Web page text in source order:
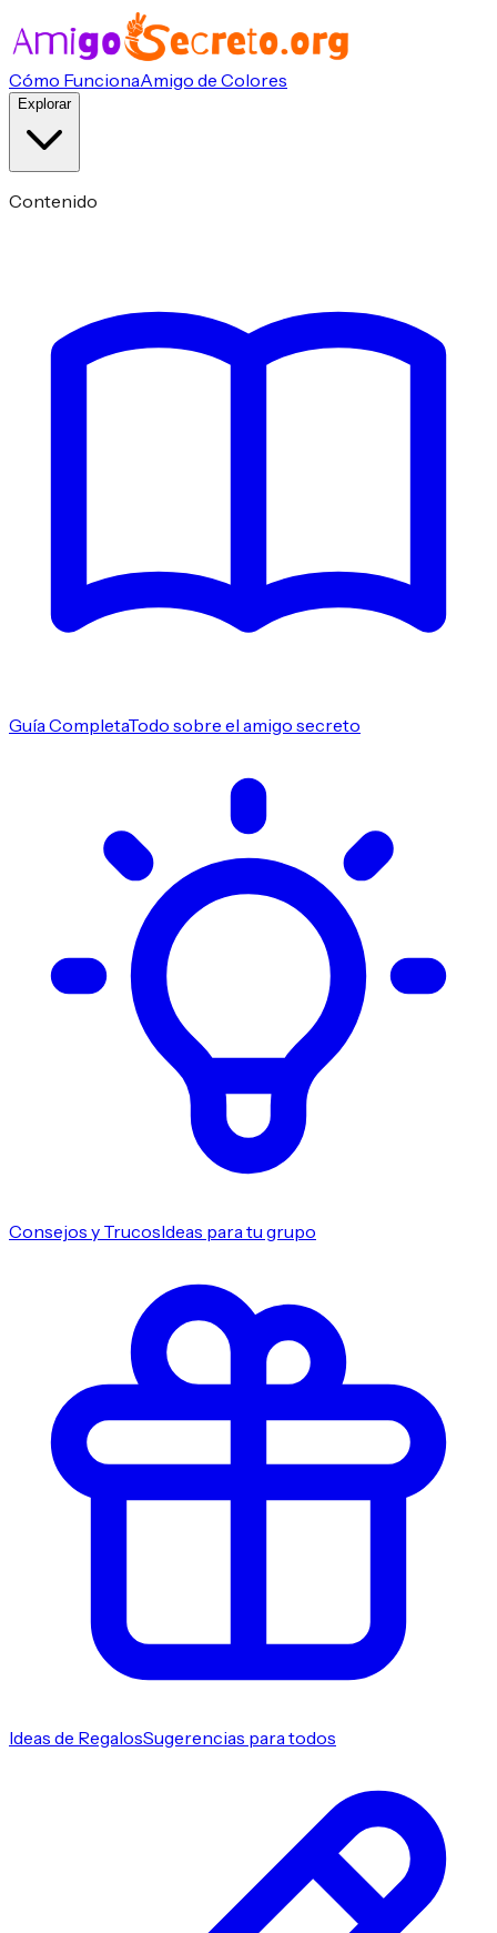
Cómo FuncionaAmigo de Colores
Explorar
Contenido
Guía CompletaTodo sobre el amigo secreto
Consejos y TrucosIdeas para tu grupo
Ideas de RegalosSugerencias para todos